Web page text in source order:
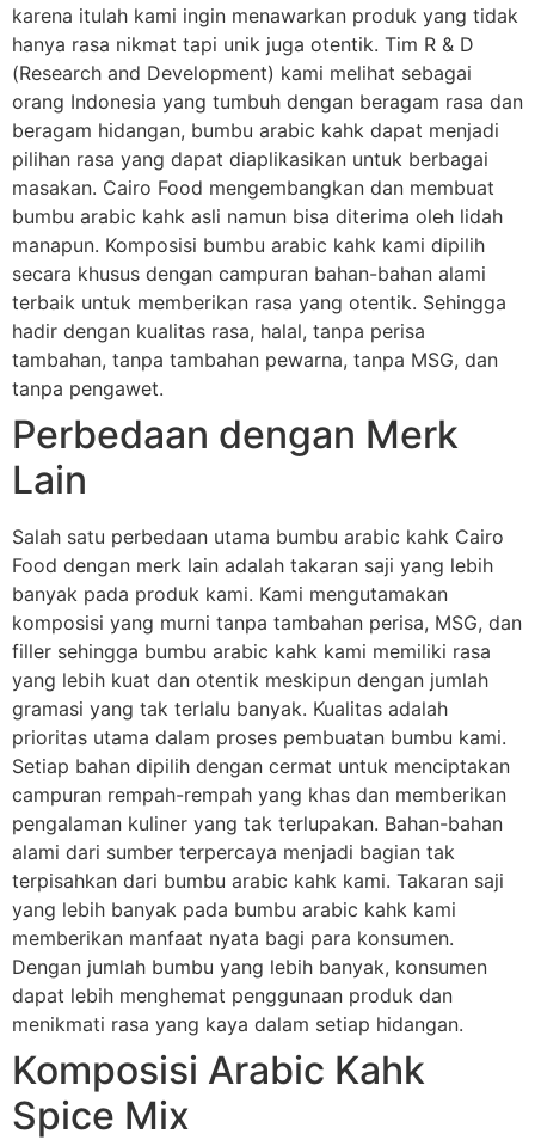
karena itulah kami ingin menawarkan produk yang tidak
hanya rasa nikmat tapi unik juga otentik. Tim R & D
(Research and Development) kami melihat sebagai
orang Indonesia yang tumbuh dengan beragam rasa dan
beragam hidangan, bumbu arabic kahk dapat menjadi
pilihan rasa yang dapat diaplikasikan untuk berbagai
masakan. Cairo Food mengembangkan dan membuat
bumbu arabic kahk asli namun bisa diterima oleh lidah
manapun. Komposisi bumbu arabic kahk kami dipilih
secara khusus dengan campuran bahan-bahan alami
terbaik untuk memberikan rasa yang otentik. Sehingga
hadir dengan kualitas rasa, halal, tanpa perisa
tambahan, tanpa tambahan pewarna, tanpa MSG, dan
tanpa pengawet.
Perbedaan dengan Merk
Lain
Salah satu perbedaan utama bumbu arabic kahk Cairo
Food dengan merk lain adalah takaran saji yang lebih
banyak pada produk kami. Kami mengutamakan
komposisi yang murni tanpa tambahan perisa, MSG, dan
filler sehingga bumbu arabic kahk kami memiliki rasa
yang lebih kuat dan otentik meskipun dengan jumlah
gramasi yang tak terlalu banyak. Kualitas adalah
prioritas utama dalam proses pembuatan bumbu kami.
Setiap bahan dipilih dengan cermat untuk menciptakan
campuran rempah-rempah yang khas dan memberikan
pengalaman kuliner yang tak terlupakan. Bahan-bahan
alami dari sumber terpercaya menjadi bagian tak
terpisahkan dari bumbu arabic kahk kami. Takaran saji
yang lebih banyak pada bumbu arabic kahk kami
memberikan manfaat nyata bagi para konsumen.
Dengan jumlah bumbu yang lebih banyak, konsumen
dapat lebih menghemat penggunaan produk dan
menikmati rasa yang kaya dalam setiap hidangan.
Komposisi Arabic Kahk
Spice Mix